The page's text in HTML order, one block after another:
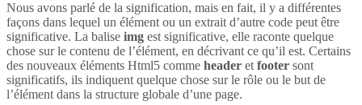
Nous avons parlé de la signification, mais en fait, il y a différentes
façons dans lequel un élément ou un extrait d’autre code peut être
significative. La balise img est significative, elle raconte quelque
chose sur le contenu de l’élément, en décrivant ce qu’il est. Certains
des nouveaux éléments Html5 comme header et footer sont
significatifs, ils indiquent quelque chose sur le rôle ou le but de
l’élément dans la structure globale d’une page.